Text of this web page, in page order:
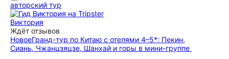
авторский тур
Виктория
Ждёт отзывов
НовоеГранд-тур по Китаю с отелями 4–5*: Пекин,
Сиань, Чжанцзяцзе, Шанхай и горы в мини-группе